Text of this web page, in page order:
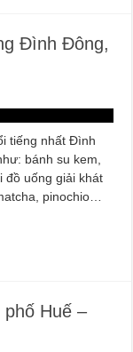
Đình Đông,
tiếng nhất Đình
bánh su kem,
đồ uống giải khát
pinochio…
phố Huế –